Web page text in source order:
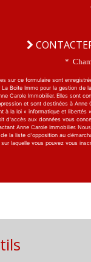
*
sur ce formulaire sont
Boite Immo pour la gestion de la
Carole Immobilier. Elles sont
et sont destinées à Anne
à la loi « informatique et libertés
d'accès aux données vous
Anne Carole Immobilier.
la liste d'opposition au
laquelle vous pouvez vous